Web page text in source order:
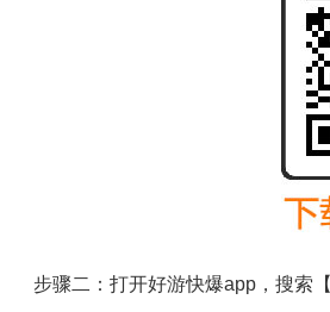
步骤二：打开好游快爆app，搜索【